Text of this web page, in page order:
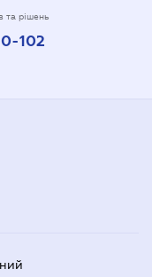
та рішень
102